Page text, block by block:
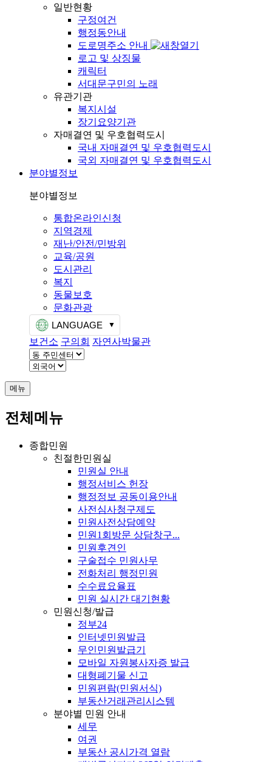
일반현황
구정여건
행정동안내
도로명주소 안내
로고 및 상징물
캐릭터
서대문구민의 노래
유관기관
복지시설
장기요양기관
자매결연 및 우호협력도시
국내 자매결연 및 우호협력도시
국외 자매결연 및 우호협력도시
분야별정보
분야별정보
통합온라인신청
지역경제
재난/안전/민방위
교육/공원
도시관리
복지
동물보호
문화관광
LANGUAGE
보건소 구의회 자연사박물관
메뉴
전체메뉴
종합민원
친절한민원실
민원실 안내
행정서비스 헌장
행정정보 공동이용안내
사전심사청구제도
민원사전상담예약
민원1회방문 상담창구...
민원후견인
구술접수 민원사무
전화처리 행정민원
수수료요율표
민원 실시간 대기현황
민원신청/발급
정부24
인터넷민원발급
무인민원발급기
모바일 자원봉사자증 발급
대형폐기물 신고
민원편람(민원서식)
부동산거래관리시스템
분야별 민원 안내
세무
여권
부동산 공시가격 열람